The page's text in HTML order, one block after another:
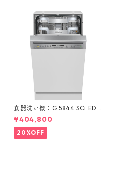
食器洗い機：G 5844 SCi ED
(ステンレス/45cm) ＊ドア材
取付専用タイプ
¥404,800
20%OFF